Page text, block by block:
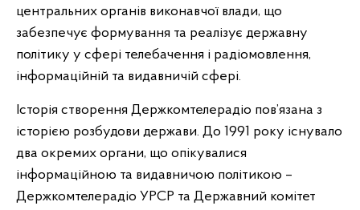
центральних органів виконавчої влади, що
забезпечує формування та реалізує державну
політику у сфері телебачення і радіомовлення,
інформаційній та видавничій сфері.
Історія створення Держкомтелерадіо пов’язана з
історією розбудови держави. До 1991 року існувало
два окремих органи, що опікувалися
інформаційною та видавничою політикою –
Держкомтелерадіо УРСР та Державний комітет